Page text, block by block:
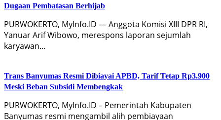
Dugaan Pembatasan Berhijab
PURWOKERTO, MyInfo.ID — Anggota Komisi XIII DPR RI,
Yanuar Arif Wibowo, merespons laporan sejumlah
karyawan…
Trans Banyumas Resmi Dibiayai APBD, Tarif Tetap Rp3.900
Meski Beban Subsidi Membengkak
PURWOKERTO, MyInfo.ID – Pemerintah Kabupaten
Banyumas resmi mengambil alih pembiayaan